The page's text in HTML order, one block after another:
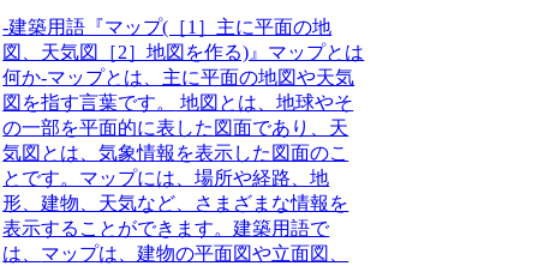
-建築用語『マップ(［1］主に平面の地
図、天気図［2］地図を作る)』マップとは
何か-マップとは、主に平面の地図や天気
図を指す言葉です。
地図とは、地球やそ
の一部を平面的に表した図面であり、天
気図とは、気象情報を表示した図面のこ
とです。マップには、場所や経路、地
形、建物、天気など、さまざまな情報を
表示することができます。建築用語で
は、 マップは、建物の平面図や立面図、